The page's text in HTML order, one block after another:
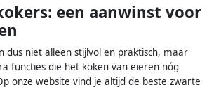
een aanwinst voor
dus niet alleen stijlvol en praktisch, maar
functies die het koken van eieren nóg
onze website vind je altijd de beste zwarte